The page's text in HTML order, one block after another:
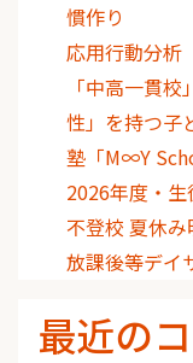
慣作り
応用行動分析
「中高一貫
性」を持つ子
塾「M∞Y
2026年度・生
不登校 夏休
放課後等デイ
最近の